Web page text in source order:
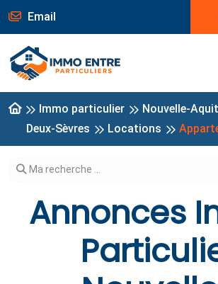
Email
Immo particulier
Nouvelle-
Deux-Sèvres
Locations
Modifier votre recherche
Ma recherche ...
Annonces